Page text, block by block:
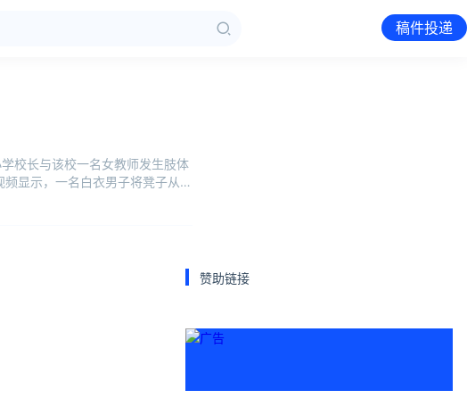
稿件投递
校长与该校一名女教师发生肢体
显示，一名白衣男子将凳子从一
赞助链接